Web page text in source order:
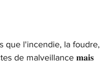
que l'incendie, la foudre,
de malveillance 𝐦𝐚𝐢𝐬